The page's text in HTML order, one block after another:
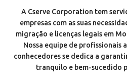
A Cserve Corporation tem
empresas com as suas
migração e licenças legais em
Nossa equipe de profissionais
conhecedores se dedica a
tranquilo e bem-sucedido